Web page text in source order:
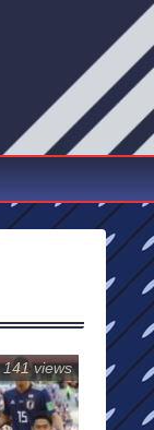
141 views